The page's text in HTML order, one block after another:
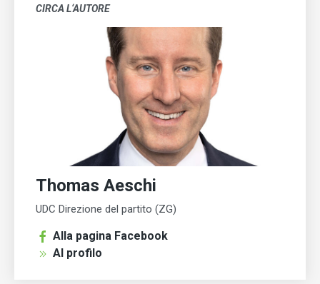
CIRCA L‘AUTORE
Thomas Aeschi
UDC Direzione del partito (ZG)
Alla pagina Facebook
Al profilo